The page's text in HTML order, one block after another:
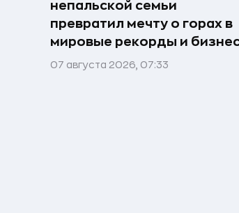
непальской семьи
превратил мечту о горах в
мировые рекорды и
07 августа 2026, 07:33